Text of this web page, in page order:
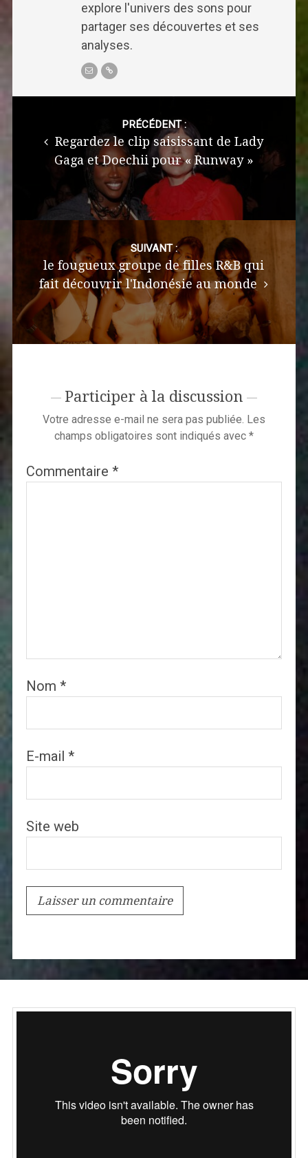
explore l'univers des sons pour
partager ses découvertes et ses
analyses.
PRÉCÉDENT :
Regardez le clip saisissant de Lady
Gaga et Doechii pour « Runway »
SUIVANT :
le fougueux groupe de filles R&B qui
fait découvrir l'Indonésie au monde
Participer à la discussion
Votre adresse e-mail ne sera pas publiée. Les
champs obligatoires sont indiqués avec *
Commentaire *
Nom *
E-mail *
Site web